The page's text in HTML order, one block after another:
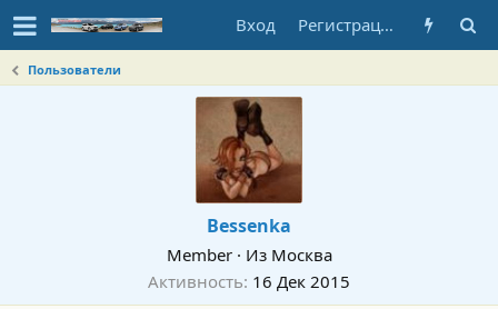
Вход Регистрация
Пользователи
Bessenka
Member · Из Москва
Активность 16 Дек 2015